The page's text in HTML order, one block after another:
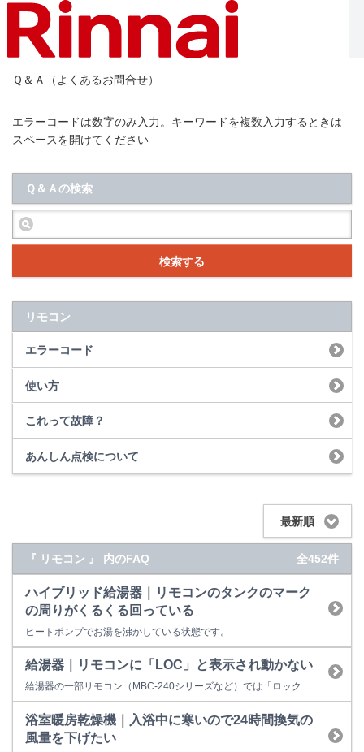
Ｑ＆Ａ（よくあるお問合せ）
エラーコードは数字のみ入力。キーワードを複数入力するときは
スペースを開けてください
Ｑ＆Ａの検索
検索する
リモコン
エラーコード
使い方
これって故障？
あんしん点検について
最新順
『 リモコン 』 内のFAQ 全452件
ハイブリッド給湯器｜リモコンのタンクのマーク
の周りがくるくる回っている
ヒートポンプでお湯を沸かしている状態です。
給湯器｜リモコンに「LOC」と表示され動かない
給湯器の一部リモコン（MBC-240シリーズなど）では「ロック機能」が搭載されています。 お年寄りや小さなお子様などが誤った操作をしないように、リモコンのスイッチをロックすることができる機能です。 「LOC」はロック中であることを表しており、エラー表示ではありません。 台所・浴室リモコンそれぞれで設定できます。 例）MBC-240Vの場合 ※設定／解除方法は、各リモコンの取扱説...
浴室暖房乾燥機｜入浴中に寒いので24時間換気の
風量を下げたい